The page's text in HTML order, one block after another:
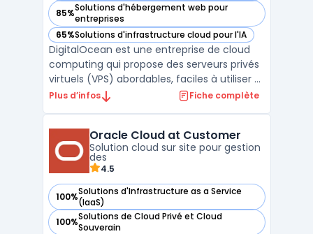
85%Solutions d'hébergement web pour
entreprises
— voir DigitalOcean dans cette catégorie
65%Solutions d'infrastructure cloud pour l'IA
— voir DigitalOcean dans cette catégorie
DigitalOcean est une entreprise de cloud
computing qui propose des serveurs privés
virtuels (VPS) abordables, faciles à utiliser et
rapides. Avec plus de 12 ans d'expérience,
de données et des espaces de stockage. L
...
Plus d’infos Fiche complète
Oracle Cloud at Customer
Solution cloud sur site pour gestion
des
4.5
100%Solutions d'Infrastructure as a Service
(IaaS)
— voir Oracle Cloud at Customer dans cette catégorie
100%Solutions de Cloud Privé et Cloud
Souverain
— voir Oracle Cloud at Customer dans cette catégorie